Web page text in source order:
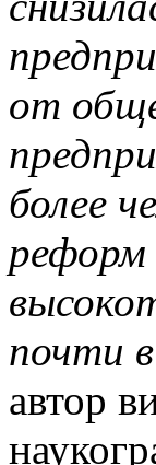
от
более
реформ
почти
автор